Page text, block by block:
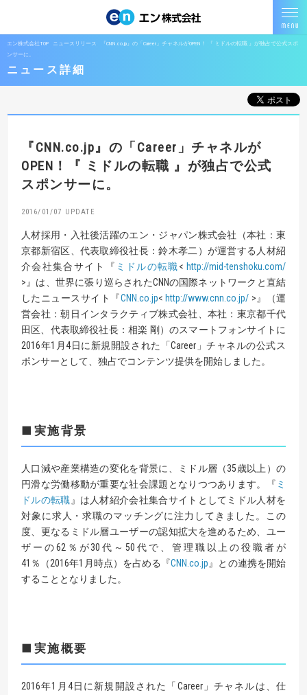
エン株式会社TOP ニュースリリース
『CNN.co.jp』の「Career」チャネルがOPEN！ 『 ミドルの転職 』が独占で公式スポ
ンサーに。
ニュース詳細
『CNN.co.jp』の「Career」チャネルが
OPEN！
『 ミドルの転職 』が独占で公式
スポンサーに。
2016/01/07
人材採用・入社後活躍のエン・ジャパン株式会社（本社：東
京都新宿区、代表取締役社長：鈴木孝二）が運営する人材紹
介会社集合サイト『 ミドルの転職< http://mid-tenshoku.com/
>』は、世界に張り巡らされたCNNの国際ネットワークと直結
したニュースサイト『CNN.co.jp<http://www.cnn.co.jp/ >』（運
営会社：朝日インタラクティブ株式会社、本社：東京都千代
田区、代表取締役社長：相楽 剛）のスマートフォンサイトに
2016年1月4日に新規開設された「Career」チャネルの公式ス
ポンサーとして、独占でコンテンツ提供を開始しました。
■実施背景
人口減や産業構造の変化を背景に、ミドル層（35歳以上）の
円滑な労働移動が重要な社会課題となりつつあります。『 ミ
ドルの転職 』は人材紹介会社集合サイトとしてミドル人材を
対象に求人・求職のマッチングに注力してきました。この
度、更なるミドル層ユーザーの認知拡大を進めるため、ユー
ザーの62％が30代～50代で、管理職以上の役職者が
41％（2016年1月時点）を占める『CNN.co.jp 』との連携を開始
することとなりました。
■ 実施概要
2016年1月4日に新規開設された「Career」チャネルは、仕